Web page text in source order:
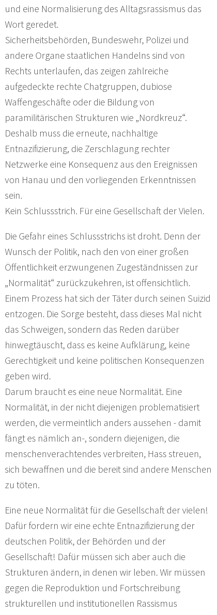
und eine Normalisierung des Alltagsrassismus das
Wort geredet.
Sicherheitsbehörden, Bundeswehr, Polizei und
andere Organe staatlichen Handelns sind von
Rechts unterlaufen, das zeigen zahlreiche
aufgedeckte rechte Chatgruppen, dubiose
Waffengeschäfte oder die Bildung von
paramilitärischen Strukturen wie „Nordkreuz“.
Deshalb muss die erneute, nachhaltige
Entnazifizierung, die Zerschlagung rechter
Netzwerke eine Konsequenz aus den Ereignissen
von Hanau und den vorliegenden Erkenntnissen
sein.
Kein Schlussstrich. Für eine Gesellschaft der Vielen.
Die Gefahr eines Schlussstrichs ist droht. Denn der
Wunsch der Politik, nach den von einer großen
Öffentlichkeit erzwungenen Zugeständnissen zur
„Normalität“ zurückzukehren, ist offensichtlich.
Einem Prozess hat sich der Täter durch seinen Suizid
entzogen. Die Sorge besteht, dass dieses Mal nicht
das Schweigen, sondern das Reden darüber
hinwegtäuscht, dass es keine Aufklärung, keine
Gerechtigkeit und keine politischen Konsequenzen
geben wird.
Darum braucht es eine neue Normalität. Eine
Normalität, in der nicht diejenigen problematisiert
werden, die vermeintlich anders aussehen - damit
fängt es nämlich an-, sondern diejenigen, die
menschenverachtendes verbreiten, Hass streuen,
sich bewaffnen und die bereit sind andere Menschen
zu töten.
Eine neue Normalität für die Gesellschaft der vielen!
Dafür fordern wir eine echte Entnazifizierung der
deutschen Politik, der Behörden und der
Gesellschaft! Dafür müssen sich aber auch die
Strukturen ändern, in denen wir leben. Wir müssen
gegen die Reproduktion und Fortschreibung
strukturellen und institutionellen Rassismus